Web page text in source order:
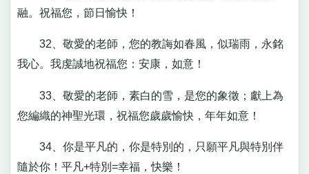
融。祝福您，節日愉快！
32、敬愛的老師，您的教誨如春風，似瑞雨，永銘
我心。我虔誠地祝福您：安康，如意！
33、敬愛的老師，素白的雪，是您的象徵；獻上為
您編織的神聖光環，祝福您歲歲愉快，年年如意！
34、你是平凡的，你是特別的，只願平凡與特別伴
隨於你！平凡+特別=幸福，快樂！